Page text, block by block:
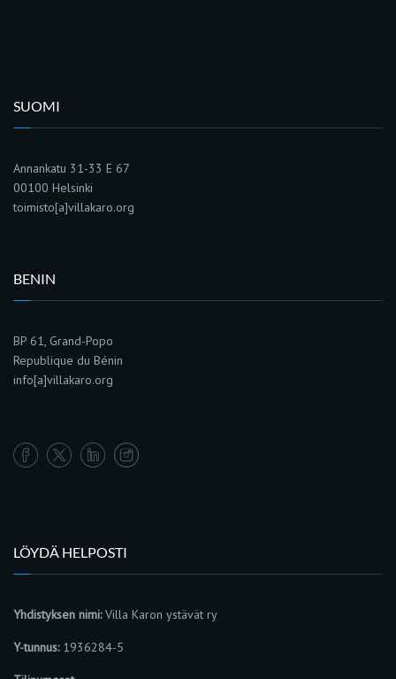
SUOMI
Annankatu 31-33 E 67
00100 Helsinki
toimisto[a]villakaro.org
BENIN
BP 61, Grand-Popo
Republique du Bénin
info[a]villakaro.org
LÖYDÄ HELPOSTI
Yhdistyksen nimi:Villa Karon ystävät ry
Y-tunnus:1936284-5